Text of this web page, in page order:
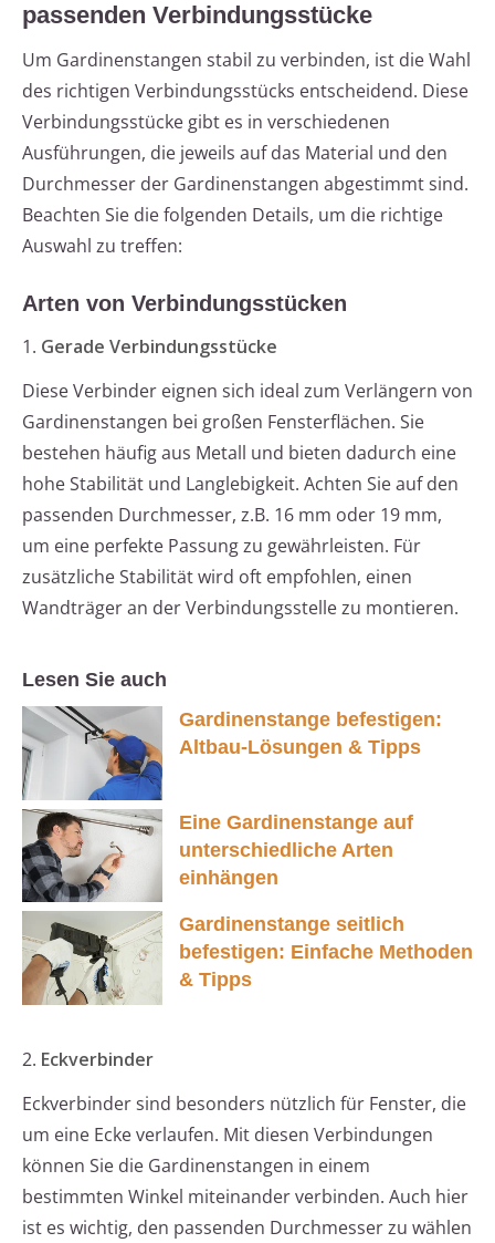
passenden Verbindungsstücke
Um Gardinenstangen stabil zu verbinden, ist die Wahl
des richtigen Verbindungsstücks entscheidend. Diese
Verbindungsstücke gibt es in verschiedenen
Ausführungen, die jeweils auf das Material und den
Durchmesser der Gardinenstangen abgestimmt sind.
Beachten Sie die folgenden Details, um die richtige
Auswahl zu treffen:
Arten von Verbindungsstücken
1. Gerade Verbindungsstücke
Diese Verbinder eignen sich ideal zum Verlängern von
Gardinenstangen bei großen Fensterflächen. Sie
bestehen häufig aus Metall und bieten dadurch eine
hohe Stabilität und Langlebigkeit. Achten Sie auf den
passenden Durchmesser, z.B. 16 mm oder 19 mm,
um eine perfekte Passung zu gewährleisten. Für
zusätzliche Stabilität wird oft empfohlen, einen
Wandträger an der Verbindungsstelle zu montieren.
Lesen Sie auch
Gardinenstange befestigen:
Altbau-Lösungen & Tipps
Eine Gardinenstange auf
unterschiedliche Arten
einhängen
Gardinenstange seitlich
befestigen: Einfache Methoden
& Tipps
2. Eckverbinder
Eckverbinder sind besonders nützlich für Fenster, die
um eine Ecke verlaufen. Mit diesen Verbindungen
können Sie die Gardinenstangen in einem
bestimmten Winkel miteinander verbinden. Auch hier
ist es wichtig, den passenden Durchmesser zu wählen